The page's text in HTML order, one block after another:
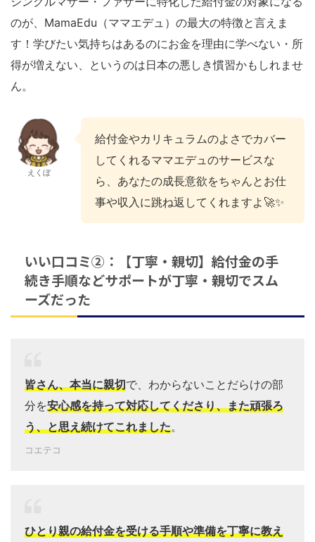
のが、MamaEdu（ママエデュ）の最大の特徴と言えま
す！学びたい気持ちはあるのにお金を理由に学べない・所
得が増えない、というのは日本の悪しき慣習かもしれませ
ん。
えくぼ
給付金やカリキュラムのよさでカバー
してくれるママエデュのサービスな
ら、あなたの成長意欲をちゃんとお仕
事や収入に跳ね返してくれますよ🚀✨
いい口コミ②：【丁寧・親切】給付金の手
続き手順などサポートが丁寧・親切でスム
ーズだった
皆さん、本当に親切で、わからないことだらけの部
分を安心感を持って対応してくださり、また頑張ろ
う、と思え続けてこれました。
コエテコ
ひとり親の給付金を受ける手順や準備を丁寧に教え